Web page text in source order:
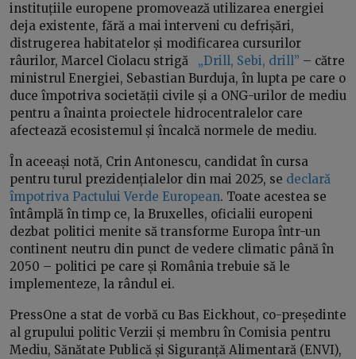
instituțiile europene promovează utilizarea energiei
deja existente, fără a mai interveni cu defrișări,
distrugerea habitatelor și modificarea cursurilor
râurilor, Marcel Ciolacu strigă
„Drill, Sebi, drill” – către
ministrul Energiei, Sebastian Burduja, în lupta pe care o
duce împotriva societății civile și a ONG-urilor de mediu
pentru a înainta proiectele hidrocentralelor care
afectează ecosistemul și încalcă normele de mediu.
În aceeași notă, Crin Antonescu, candidat în cursa
pentru turul prezidențialelor din mai 2025, se declară
împotriva Pactului Verde European. Toate acestea se
întâmplă în timp ce, la Bruxelles, oficialii europeni
dezbat politici menite să transforme Europa într-un
continent neutru din punct de vedere climatic până în
2050 – politici pe care și România trebuie să le
implementeze, la rândul ei.
PressOne a stat de vorbă cu Bas Eickhout, co-președinte
al grupului politic Verzii și membru în Comisia pentru
Mediu, Sănătate Publică și Siguranță Alimentară (ENVI),